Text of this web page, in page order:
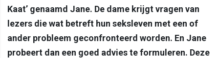
Kaat’ genaamd Jane. De dame krijgt vragen van
lezers die wat betreft hun seksleven met een of
ander probleem geconfronteerd worden. En Jane
probeert dan een goed advies te formuleren. Deze